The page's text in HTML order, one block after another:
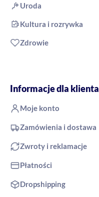
Uroda
Kultura i rozrywka
Zdrowie
Informacje dla klienta
Moje konto
Zamówienia i dostawa
Zwroty i reklamacje
Płatności
Dropshipping